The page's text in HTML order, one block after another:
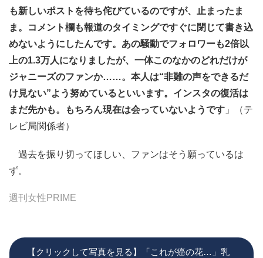
も新しいポストを待ち侘びているのですが、止まったま
ま。コメント欄も報道のタイミングですぐに閉じて書き込
めないようにしたんです。あの騒動でフォロワーも2倍以
上の1.3万人になりましたが、一体このなかのどれだけが
ジャニーズのファンか……。本人は“非難の声をできるだ
け見ない”よう努めているといいます。インスタの復活は
まだ先かも。もちろん現在は会っていないようです 」（テ
レビ局関係者）
過去を振り切ってほしい、ファンはそう願っているは
ず。
週刊女性PRIME
【クリックして写真を見る】「これが癌の花…」乳